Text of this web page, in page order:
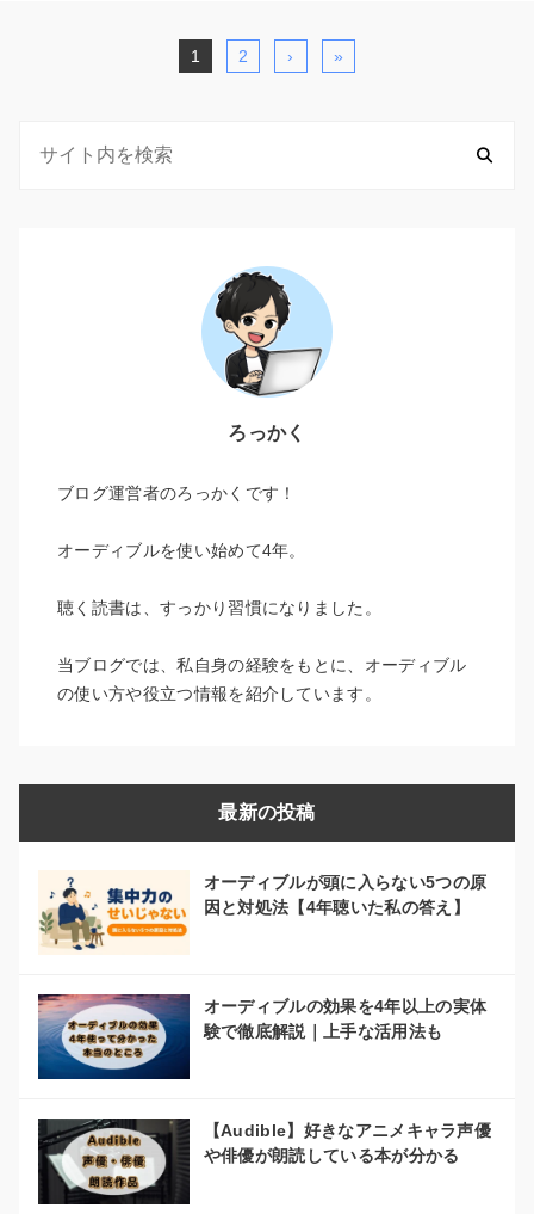
1 2 › »
ろっかく
ブログ運営者のろっかくです！
オーディブルを使い始めて4年。
聴く読書は、すっかり習慣になりました。
当ブログでは、私自身の経験をもとに、オーディブル
の使い方や役立つ情報を紹介しています。
最新の投稿
オーディブルが頭に入らない5つの原
因と対処法【4年聴いた私の答え】
オーディブルの効果を4年以上の実体
験で徹底解説｜上手な活用法も
【Audible】好きなアニメキャラ声優
や俳優が朗読している本が分かる